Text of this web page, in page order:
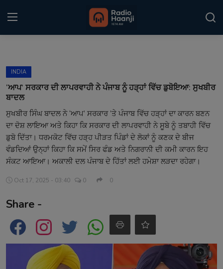
Home
Kitaab Kahani
Gallery
Contact
INDIA
‘ਆਪ’ ਸਰਕਾਰ ਦੀ ਲਾਪਰਵਾਹੀ ਨੇ ਪੰਜਾਬ ਨੂੰ ਹੜ੍ਹਾਂ ਵਿੱਚ ਡੁਬੋਇਆ: ਸੁਖਬੀਰ
ਬਾਦਲ
ਸੁਖਬੀਰ ਸਿੰਘ ਬਾਦਲ ਨੇ ‘ਆਪ’ ਸਰਕਾਰ ’ਤੇ ਪੰਜਾਬ ਵਿੱਚ ਹੜ੍ਹਾਂ ਦਾ ਕਾਰਨ ਬਣਨ
ਦਾ ਦੋਸ਼ ਲਾਇਆ ਅਤੇ ਕਿਹਾ ਕਿ ਸਰਕਾਰ ਦੀ ਲਾਪਰਵਾਹੀ ਨੇ ਸੂਬੇ ਨੂੰ ਤਬਾਹੀ ਵਿੱਚ
ਡੁਬੋ ਦਿੱਤਾ। ਧਰਮਕੋਟ ਵਿੱਚ ਹੜ੍ਹ ਪੀੜਤ ਪਿੰਡਾਂ ਦੇ ਲੋਕਾਂ ਨੂੰ ਕਣਕ ਦੇ ਬੀਜ
ਵੰਡਦਿਆਂ ਉਨ੍ਹਾਂ ਕਿਹਾ ਕਿ ਸਮੇਂ ਸਿਰ ਫੰਡ ਅਤੇ ਨਿਗਰਾਨੀ ਦੀ ਕਮੀ ਕਾਰਨ ਇਹ
ਸੰਕਟ ਆਇਆ। ਅਕਾਲੀ ਦਲ ਪੰਜਾਬ ਦੇ ਹਿੱਤਾਂ ਲਈ ਹਮੇਸ਼ਾ ਲੜਦਾ ਰਹੇਗਾ।
Oct 17, 2025 - 03:40 0 0
Share -